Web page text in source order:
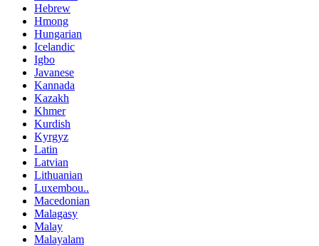
Hebrew
Hmong
Hungarian
Icelandic
Igbo
Javanese
Kannada
Kazakh
Khmer
Kurdish
Kyrgyz
Latin
Latvian
Lithuanian
Luxembou..
Macedonian
Malagasy
Malay
Malayalam